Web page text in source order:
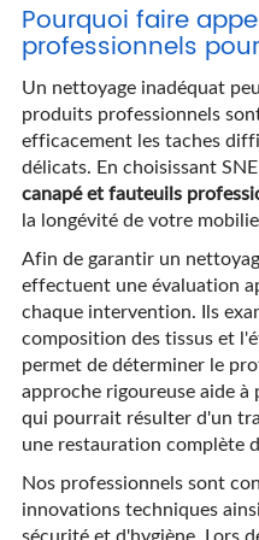
Pourquoi faire
professionnels
Un nettoyage inadéquat
produits professionnels
efficacement les taches
délicats. En choisissant
canapé et fauteuils
la longévité de votre
Afin de garantir un
effectuent une évaluation
chaque intervention. Ils
composition des tissus et
permet de déterminer le
approche rigoureuse aide
qui pourrait résulter d'un
une restauration complète
Nos professionnels sont
innovations techniques
sécurité et d'hygiène. Lors